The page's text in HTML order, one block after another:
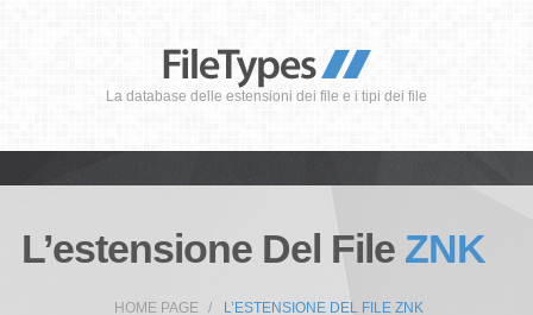
La database delle estensioni dei file e i tipi dei file
L’estensione Del File ZNK
HOME PAGE L’ESTENSIONE DEL FILE ZNK